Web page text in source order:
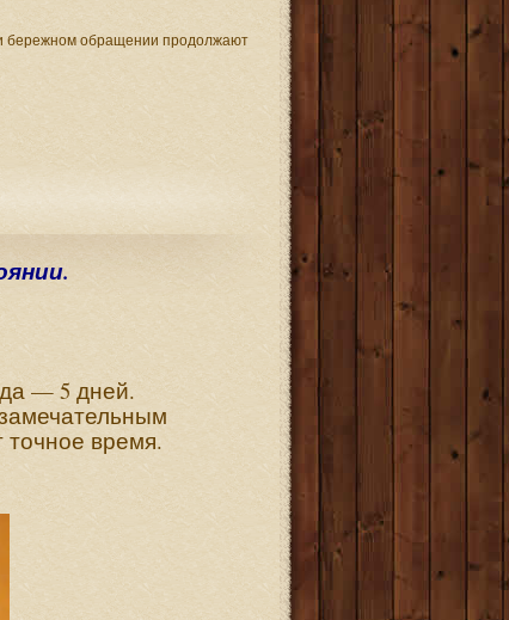
бережном обращении продолжают
— 5 дней.
время.